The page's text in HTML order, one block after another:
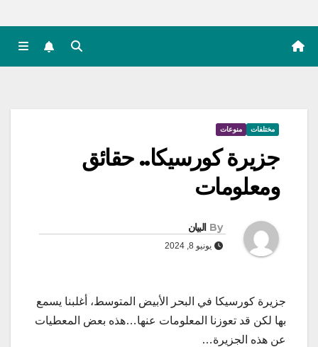
مختلفات منوعات
جزيرة كورسيكا.. حقائق
ومعلومات
By البيان
يونيو 8, 2024
جزيرة كورسيكا في البحر الأبيض المتوسط، أغلبنا يسمع
بها لكن قد تعوزنا المعلومات عنها…هذه بعض المعطيات
عن هذه الجزيرة…